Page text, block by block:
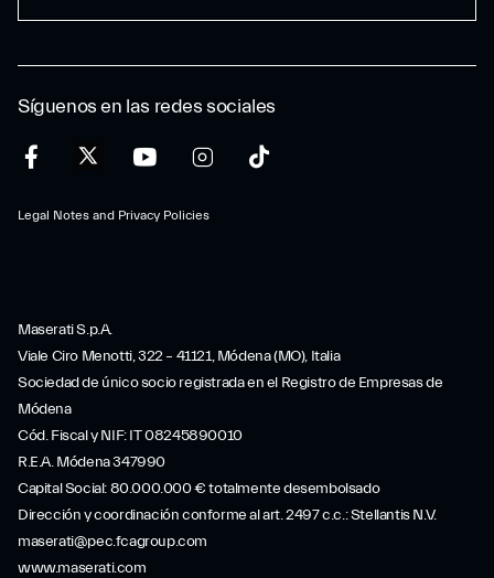
Síguenos en las redes sociales
Legal Notes and Privacy Policies
Maserati S.p.A.
Viale Ciro Menotti, 322 – 41121, Módena (MO), Italia
Sociedad de único socio registrada en el Registro de Empresas de
Módena
Cód. Fiscal y NIF: IT 08245890010
R.E.A. Módena 347990
Capital Social: 80.000.000 € totalmente desembolsado
Dirección y coordinación conforme al art. 2497 c.c.: Stellantis N.V.
maserati@pec.fcagroup.com
www.maserati.com